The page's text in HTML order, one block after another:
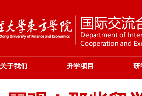
关于我们 升学项目 研